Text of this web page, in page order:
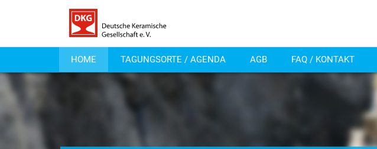
HOME TAGUNGSORTE / AGENDA AGB FAQ / KONTAKT